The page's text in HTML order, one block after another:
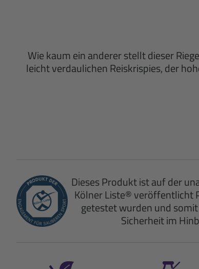
Wie kaum ein anderer stellt dieser
leicht verdaulichen Reiskrispies, der
Dieses Produkt ist auf der
Kölner Liste® veröffentlicht
getestet wurden und
Sicherheit im